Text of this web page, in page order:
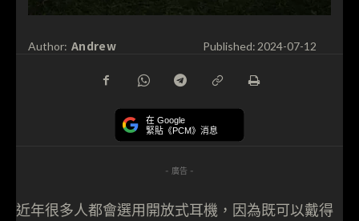
Author: Andrew Published:2024-07-12
在 Google
緊貼《PCM》消息
- 廣告 -
近年很多人都會選用開放式耳機，因為既可以戴得